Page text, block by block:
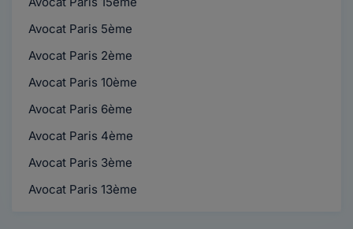
Avocat Paris 5ème
Avocat Paris 2ème
Avocat Paris 10ème
Avocat Paris 6ème
Avocat Paris 4ème
Avocat Paris 3ème
Avocat Paris 13ème